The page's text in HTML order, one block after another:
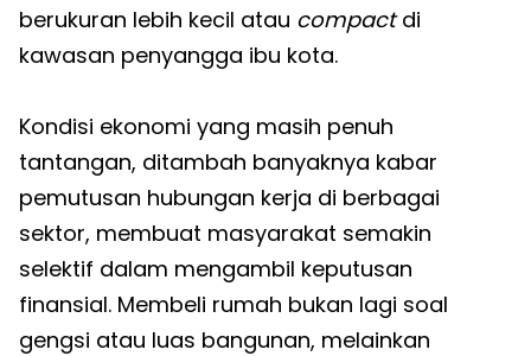
berukuran lebih kecil atau compactdi
kawasan penyangga ibu kota.
Kondisi ekonomi yang masih penuh
tantangan, ditambah banyaknya kabar
pemutusan hubungan kerja di berbagai
sektor, membuat masyarakat semakin
selektif dalam mengambil keputusan
finansial. Membeli rumah bukan lagi soal
gengsi atau luas bangunan, melainkan